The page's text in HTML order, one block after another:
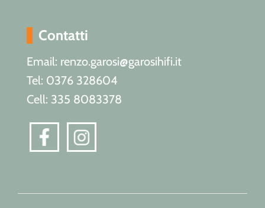
Contatti
Email: renzo.garosi@garosihifi.it
Tel: 0376 328604
Cell: 335 8083378